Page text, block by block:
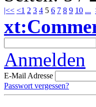
|<< <1 2 3 4 5 6 7 8 9 10 ...
Anmelden
E-Mail Adresse
Passwort vergessen?